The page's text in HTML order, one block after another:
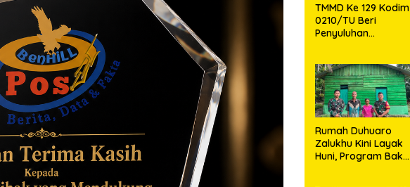
TMMD Ke 129 Kodim
0210/TU Beri
Penyuluhan
Stunting di Desa
Sijarango
Rumah Duhuaro
Zalukhu Kini Layak
Huni, Program Bakti